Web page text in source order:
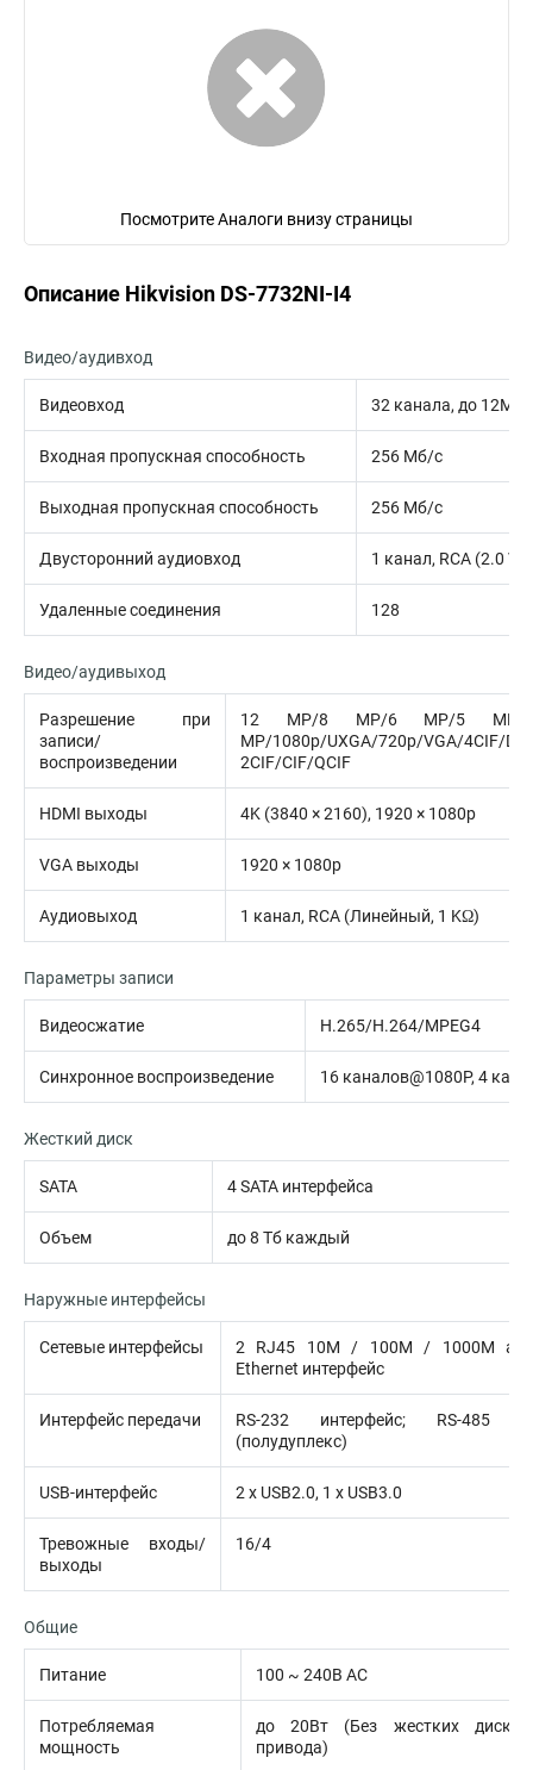
Посмотрите Аналоги внизу страницы
Описание Hikvision DS-7732NI-I4
Видео/аудивход
Видеовход 32 канала, до 12Мп
Входная пропускная способность 256 Мб/с
Выходная пропускная способность 256 Мб/с
Двусторонний аудиовход 1 канал, RCA (2.0
Удаленные соединения 128
Видео/аудивыход
Разрешение при
записи/
воспроизведении
12 MP/8 MP/6 MP/5 MP/
MP/1080p/UXGA/720p/VGA/4CIF/
2CIF/CIF/QCIF
HDMI выходы 4K (3840 × 2160), 1920 × 1080p
VGA выходы 1920 × 1080p
Аудиовыход 1 канал, RCA (Линейный, 1 KΩ)
Параметры записи
Видеосжатие H.265/H.264/MPEG4
Синхронное воспроизведение 16 каналов@1080P, 4
Жесткий диск
SATA 4 SATA интерфейса
Объем до 8 Тб каждый
Наружные интерфейсы
Сетевые интерфейсы
2 RJ45 10M / 100M / 1000M
Ethernet интерфейс
Интерфейс передачи
RS-232 интерфейс; RS-485
(полудуплекс)
USB-интерфейс 2 х USB2.0, 1 х USB3.0
Тревожные входы/
выходы
16/4
Общие
Питание 100 ~ 240В AC
Потребляемая
мощность
до 20Вт (Без жестких
привода)